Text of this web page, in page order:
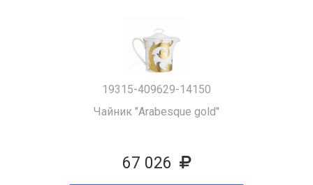
19315-409629-14150
Чайник "Arabesque gold"
67 026